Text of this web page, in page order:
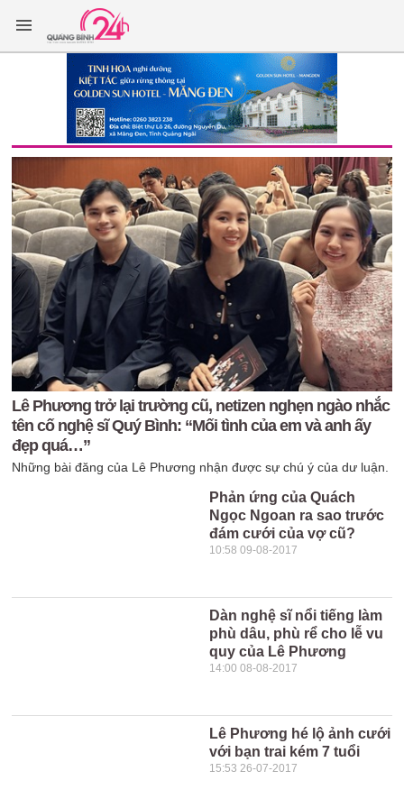
Lê Phương trở lại trường cũ, netizen nghẹn ngào nhắc
tên cố nghệ sĩ Quý Bình: “Mối tình của em và anh ấy
đẹp quá…”
Những bài đăng của Lê Phương nhận được sự chú ý của dư luận.
Phản ứng của Quách
Ngọc Ngoan ra sao trước
đám cưới của vợ cũ?
10:58 09-08-2017
Dàn nghệ sĩ nổi tiếng làm
phù dâu, phù rể cho lễ vu
quy của Lê Phương
14:00 08-08-2017
Lê Phương hé lộ ảnh cưới
với bạn trai kém 7 tuổi
15:53 26-07-2017